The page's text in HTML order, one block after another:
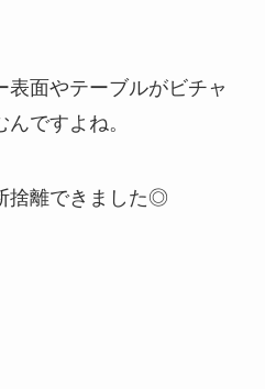
面やテーブルがビチャ
ですよね。
捨離できました◎